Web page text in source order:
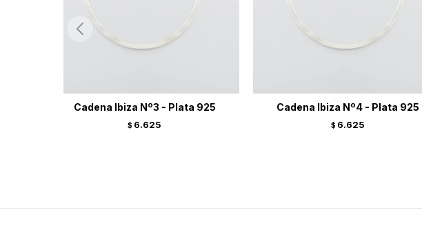
Cadena Ibiza Nº3 - Plata 925
$ 6.625
Cadena Ibiza Nº4 - Plata 925
$ 6.625